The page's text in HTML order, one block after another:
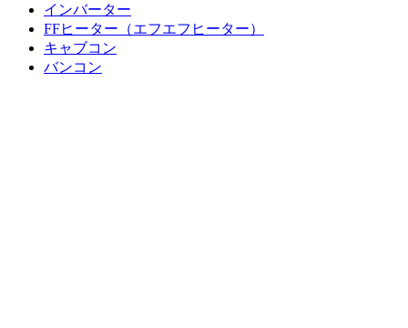
インバーター
FFヒーター（エフエフヒーター）
キャブコン
バンコン